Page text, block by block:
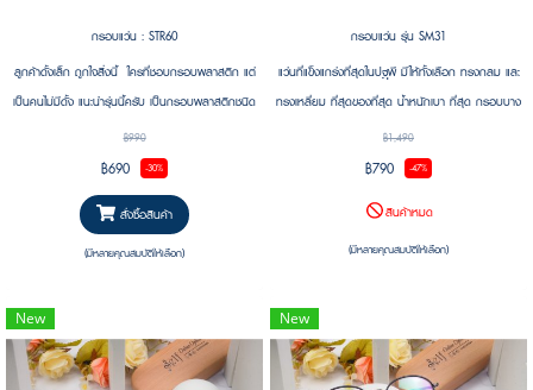
กรอบแว่น : STR60
ลูกค้าดั้งเล็ก ถูกใจสิ่งนี้ ใครที่ชอบกรอบพลาสติก แต่
เป็นคนไม่มีดั้ง แนะนำรุ่นนี้ครับ เป็นกรอบพลาสติกชนิด
บิดงอได้ ที่ใช้แป้นแบบซิลิโคนยื่น จะไม่ใช่แป้นที่ติดกับตัว
กรอบเหมือนทั่วไป ทำให้ยึดเกาะได้ดี ในคนที่ไม่มีดั้ง น้ำ
หนักเบา ทนทาน บิดงอได้ เหมาะสำหรับคนที่มีไลฟ์
สไตล์ลุยๆ รวมถึงคนซุ่มซ่ามนี่เหมาะเลย
฿990
฿690 -30%
สั่งซื้อสินค้า
(มีหลายคุณสมบัติให้เลือก)
กรอบแว่น รุ่น SM31
แว่นที่แข็งแกร่งที่สุดในปฐพี มีให้ทั้งเลือก ทรงกลม และ
ทรงเหลี่ยม ที่สุดของที่สุด น้ำหนักเบา ที่สุด กรอบบาง
ที่สุด บิดงอได้มาก ที่สุด โครงเหล็กสุดแกร่ง ดีไซน์สวย
หรู ดูแพง
฿1,490
฿790 -47%
สินค้าหมด
(มีหลายคุณสมบัติให้เลือก)
New New